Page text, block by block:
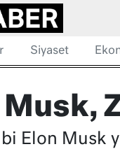
Siyaset
Musk,
Elon Musk